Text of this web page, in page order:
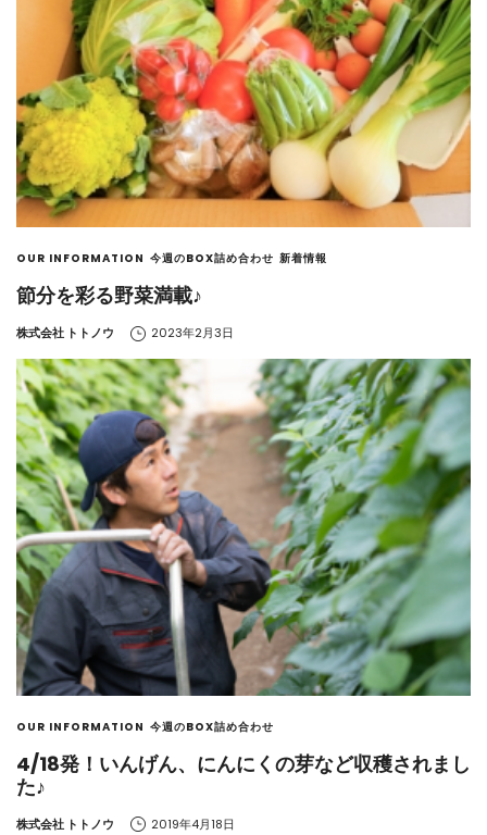
OUR INFORMATION 今週のBOX詰め合わせ 新着情報
節分を彩る野菜満載♪
by
株式会社 トトノウ 2023年2月3日
OUR INFORMATION 今週のBOX詰め合わせ
4/18発！いんげん、にんにくの芽など収穫されまし
た♪
by
株式会社 トトノウ 2019年4月18日